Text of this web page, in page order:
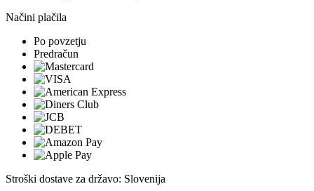
Načini plačila
Po povzetju
Predračun
Stroški dostave za državo: Slovenija